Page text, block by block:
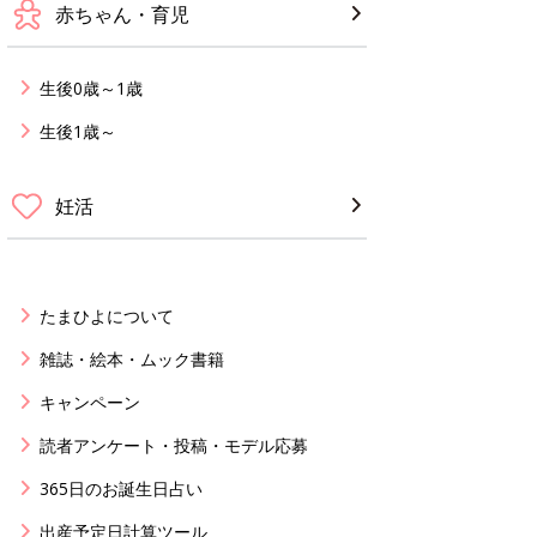
赤ちゃん・育児
生後0歳～1歳
生後1歳～
妊活
たまひよについて
雑誌・絵本・ムック書籍
キャンペーン
読者アンケート・投稿・モデル応募
365日のお誕生日占い
出産予定日計算ツール